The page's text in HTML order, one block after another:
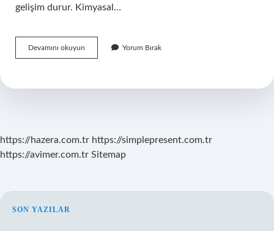
gelişim durur. Kimyasal…
Devamını okuyun Kimyasal
Gebelikten
Yumurtlama
Yorum Bırak
https://hazera.com.tr https://simplepresent.com.tr
https://avimer.com.tr Sitemap
SIDEBAR
SON YAZILAR